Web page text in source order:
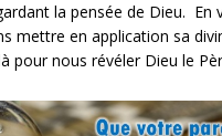
la pensée de Dieu. En
mettre en application sa
pour nous révéler Dieu le